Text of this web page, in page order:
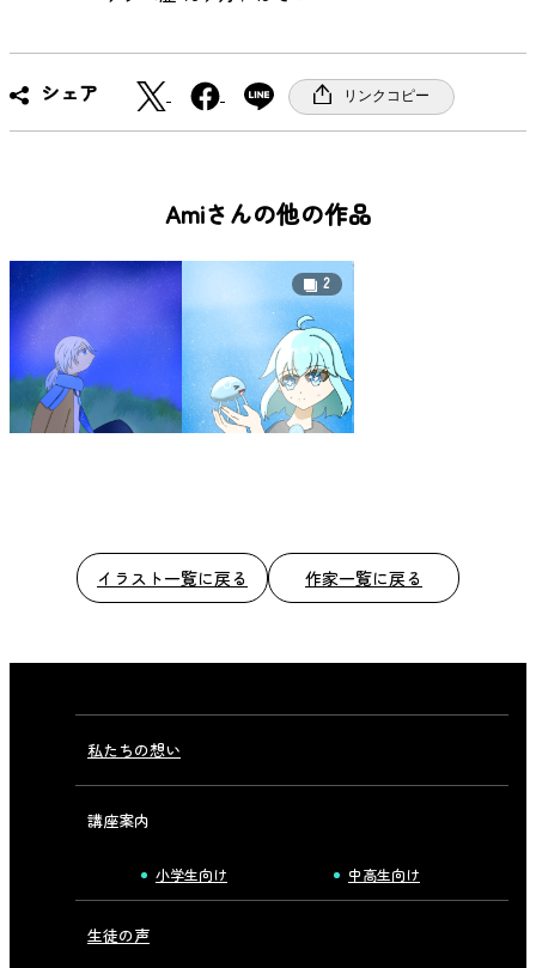
シェア
a
c
o
o
リンクコピー
Amiさんの他の作品
2
イラスト一覧に戻る 作家一覧に戻る
私たちの想い
講座案内
小学生向け 中高生向け
生徒の声